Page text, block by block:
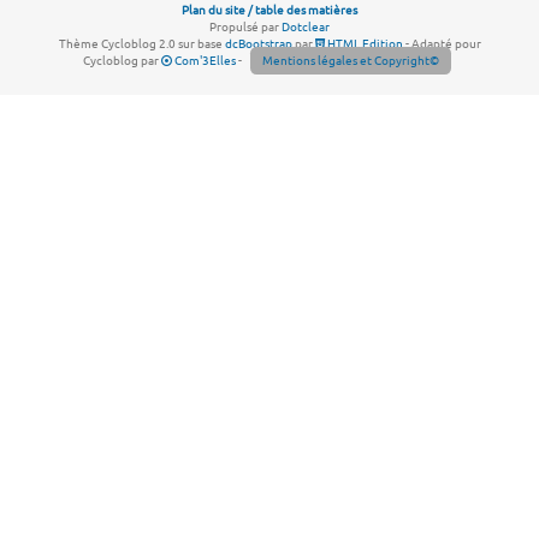
Plan du site / table des matières
Propulsé parDotclear
Thème Cycloblog 2.0 sur base dcBootstrappar HTML Edition- Adapté pour
Cycloblog par
Com'3Elles- Mentions légales et Copyright©